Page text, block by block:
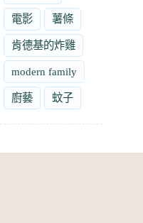
電影 薯條
肯德基的炸雞
modern family
廚藝 蚊子